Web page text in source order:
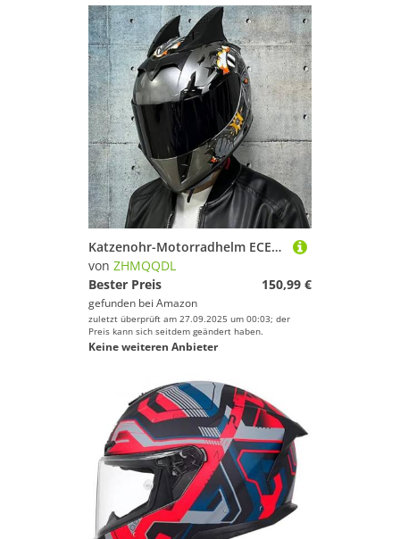
Katzenohr-Motorradhelm ECE-Zertifizierung Motorradhelm Männer und Frauen Cool Cat Locomotive Motorrad-Integralhelm Geeignet Für Alle Jahreszeiten F,L57~58CM
von ZHMQQDL
Bester Preis
150,99 €
gefunden bei Amazon
zuletzt überprüft am 27.09.2025 um 00:03; der
Preis kann sich seitdem geändert haben.
Keine weiteren Anbieter